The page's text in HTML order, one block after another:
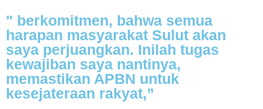
" berkomitmen, bahwa semua
harapan masyarakat Sulut akan
saya perjuangkan. Inilah tugas
kewajiban saya nantinya,
memastikan APBN untuk
kesejateraan rakyat,”